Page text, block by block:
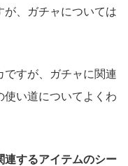
が、ガチャについては
ですが、ガチャに関連
い道についてよくわ
連するアイテムのシー